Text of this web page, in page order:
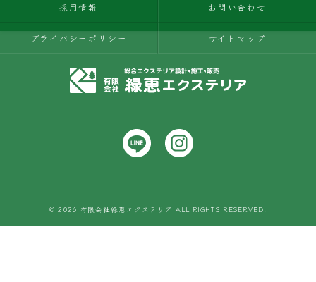
採用情報 お問い合わせ
プライバシーポリシー サイトマップ
© 2026 有限会社緑恵エクステリア ALL RIGHTS RESERVED.